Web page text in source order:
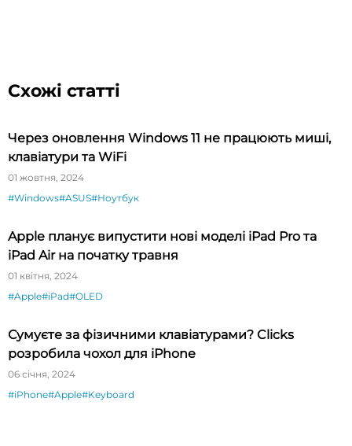
Схожі статті
Через оновлення Windows 11 не працюють миші,
клавіатури та WiFi
01 жовтня, 2024
#Windows#ASUS#Ноутбук
Apple планує випустити нові моделі iPad Pro та
iPad Air на початку травня
01 квітня, 2024
#Apple#iPad#OLED
Сумуєте за фізичними клавіатурами? Clicks
розробила чохол для iPhone
06 січня, 2024
#iPhone#Apple#Keyboard